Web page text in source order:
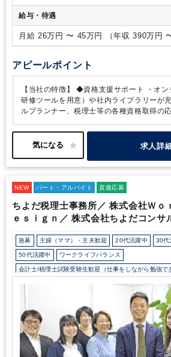
人）
給与・待遇
アピールポイント
【当社の特徴】 ◆資格支援サポート
・オ
研修ツールを用意）や社内ライブラリーが充
ルプランナー、税理士等の各種資格取得の
フスタイルに合わせた働き方ができます。
社内イベントがあります。
・健康優良企業
5年後の残業時間ゼロを目指しています。
会より、健康企業宣言を行い、健康経営健
定」を取得しました。 ◆事業継続力強化計
の認定を受けた「事業継続力強化計画」の
まいります。
求人詳
NEW パート・アルバイト 直接応募
ちよだ税理士事務所／ 株式会社Ｗｏ
ｅｓｉｇｎ／ 株式会社ちよだコンサ
急募 主婦（ママ）・主夫歓迎 20代活躍中 30代
50代活躍中 ワークライフバランス
会計士/税理士試験受験生歓迎（仕事をしながら勉強で
週3日からOK 時短勤務の相談OK
定時早め 時短
残業少なめ 残業月10時間未満 駅から徒歩5分以内
少人数の職場（所属部門の人数3人以下） 土日祝休
EXCELのスキルが活かせる 弥生会計 PCA 財